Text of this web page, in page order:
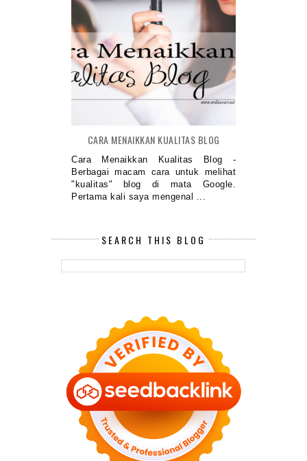
CARA MENAIKKAN KUALITAS BLOG
Cara Menaikkan Kualitas Blog -
Berbagai macam cara untuk melihat
"kualitas" blog di mata Google.
Pertama kali saya mengenal ...
SEARCH THIS BLOG